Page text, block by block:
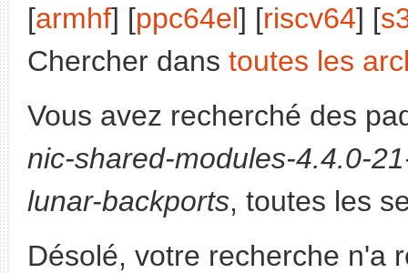
[armhf] [ppc64el] [riscv64] [
Chercher dans toutes les
Vous avez recherché des
nic-shared-modules-4.4.0-
lunar-backports, toutes les
Désolé, votre recherche n'a